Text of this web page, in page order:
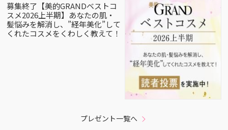
募集終了【美的GRANDベストコ
スメ2026上半期】あなたの肌・
髪悩みを解消し、”経年美化”して
くれたコスメをくわしく教えて！
プレゼント一覧へ